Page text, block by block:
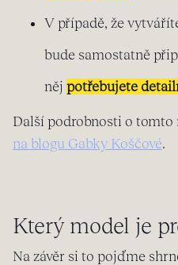
V případě, že
bude samostatně
něj potřebujete
Další podrobnosti o
na blogu Gabky Koščové.
Který model je
Na závěr si to pojďme